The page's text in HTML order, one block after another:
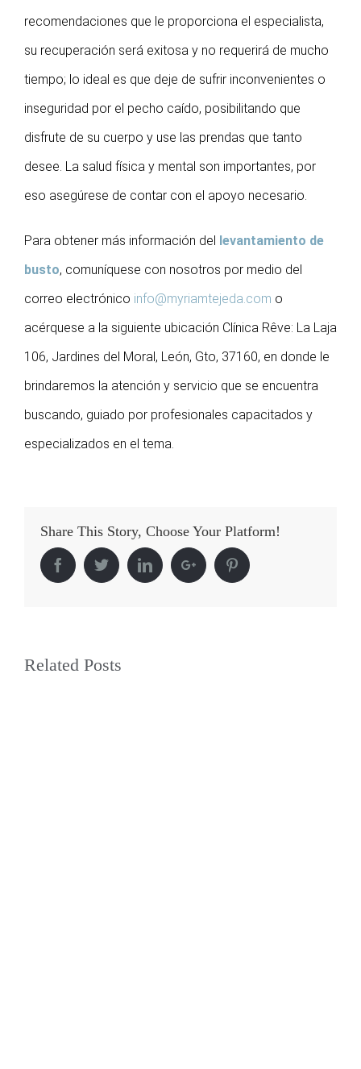
recomendaciones que le proporciona el especialista,
su recuperación será exitosa y no requerirá de mucho
tiempo; lo ideal es que deje de sufrir inconvenientes o
inseguridad por el pecho caído, posibilitando que
disfrute de su cuerpo y use las prendas que tanto
desee. La salud física y mental son importantes, por
eso asegúrese de contar con el apoyo necesario.
Para obtener más información del
levantamiento de
busto, comuníquese con nosotros por medio del
correo electrónico info@myriamtejeda.com o
acérquese a la siguiente ubicación Clínica Rêve: La Laja
106, Jardines del Moral, León, Gto, 37160, en donde le
brindaremos la atención y servicio que se encuentra
buscando, guiado por profesionales capacitados y
especializados en el tema.
Share This Story, Choose Your Platform!
FacebookTwitterLinkedinGoogle+ Pinterest
Related Posts